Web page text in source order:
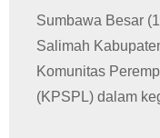
Sumbawa Besar
Salimah
Komunitas
(KPSPL) dalam